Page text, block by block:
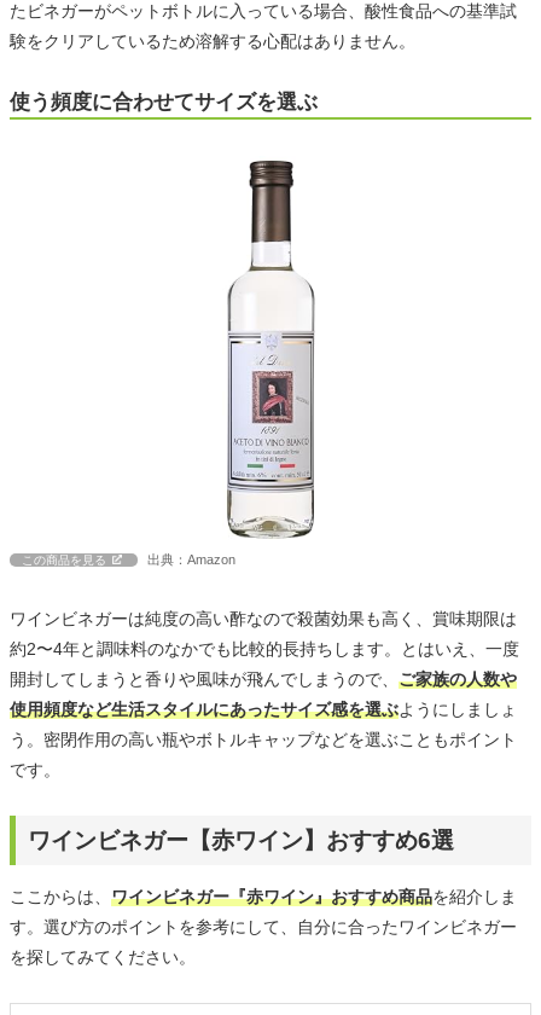
たビネガーがペットボトルに入っている場合、酸性食品への基準試
験をクリアしているため溶解する心配はありません。
使う頻度に合わせてサイズを選ぶ
この商品を見る 出典：Amazon
ワインビネガーは純度の高い酢なので殺菌効果も高く、賞味期限は
約2〜4年と調味料のなかでも比較的長持ちします。とはいえ、一度
開封してしまうと香りや風味が飛んでしまうので、 ご家族の人数や
使用頻度など生活スタイルにあったサイズ感を選ぶようにしましょ
う。密閉作用の高い瓶やボトルキャップなどを選ぶこともポイント
です。
ワインビネガー【赤ワイン】おすすめ6選
ここからは、 ワインビネガー『赤ワイン』おすすめ商品を紹介しま
す。選び方のポイントを参考にして、自分に合ったワインビネガー
を探してみてください。